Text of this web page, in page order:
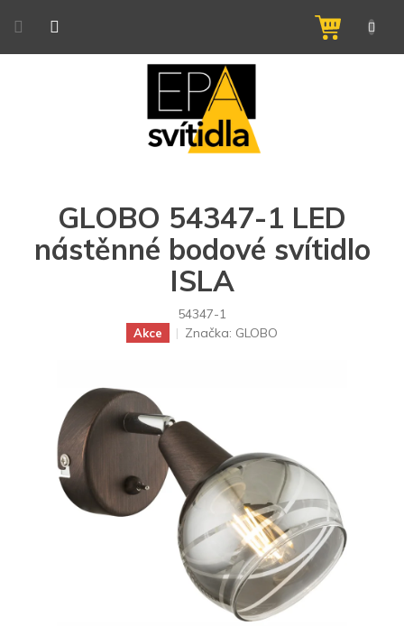
NÁKUPNÍ
KOŠÍK
GLOBO 54347-1 LED
nástěnné bodové svítidlo
ISLA
54347-1
Akce Značka: GLOBO